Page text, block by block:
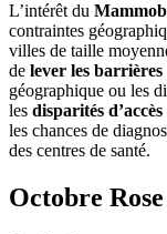
L’intérêt du
contraintes
villes de taille
de lever les barrières
géographique ou les
les disparités
les chances de
des centres de santé.
Octobre